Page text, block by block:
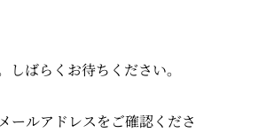
ばらくお待ちください。
ールアドレスをご確認くださ